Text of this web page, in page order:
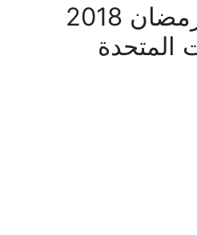
امساكية رمضان 2018
المتحدة